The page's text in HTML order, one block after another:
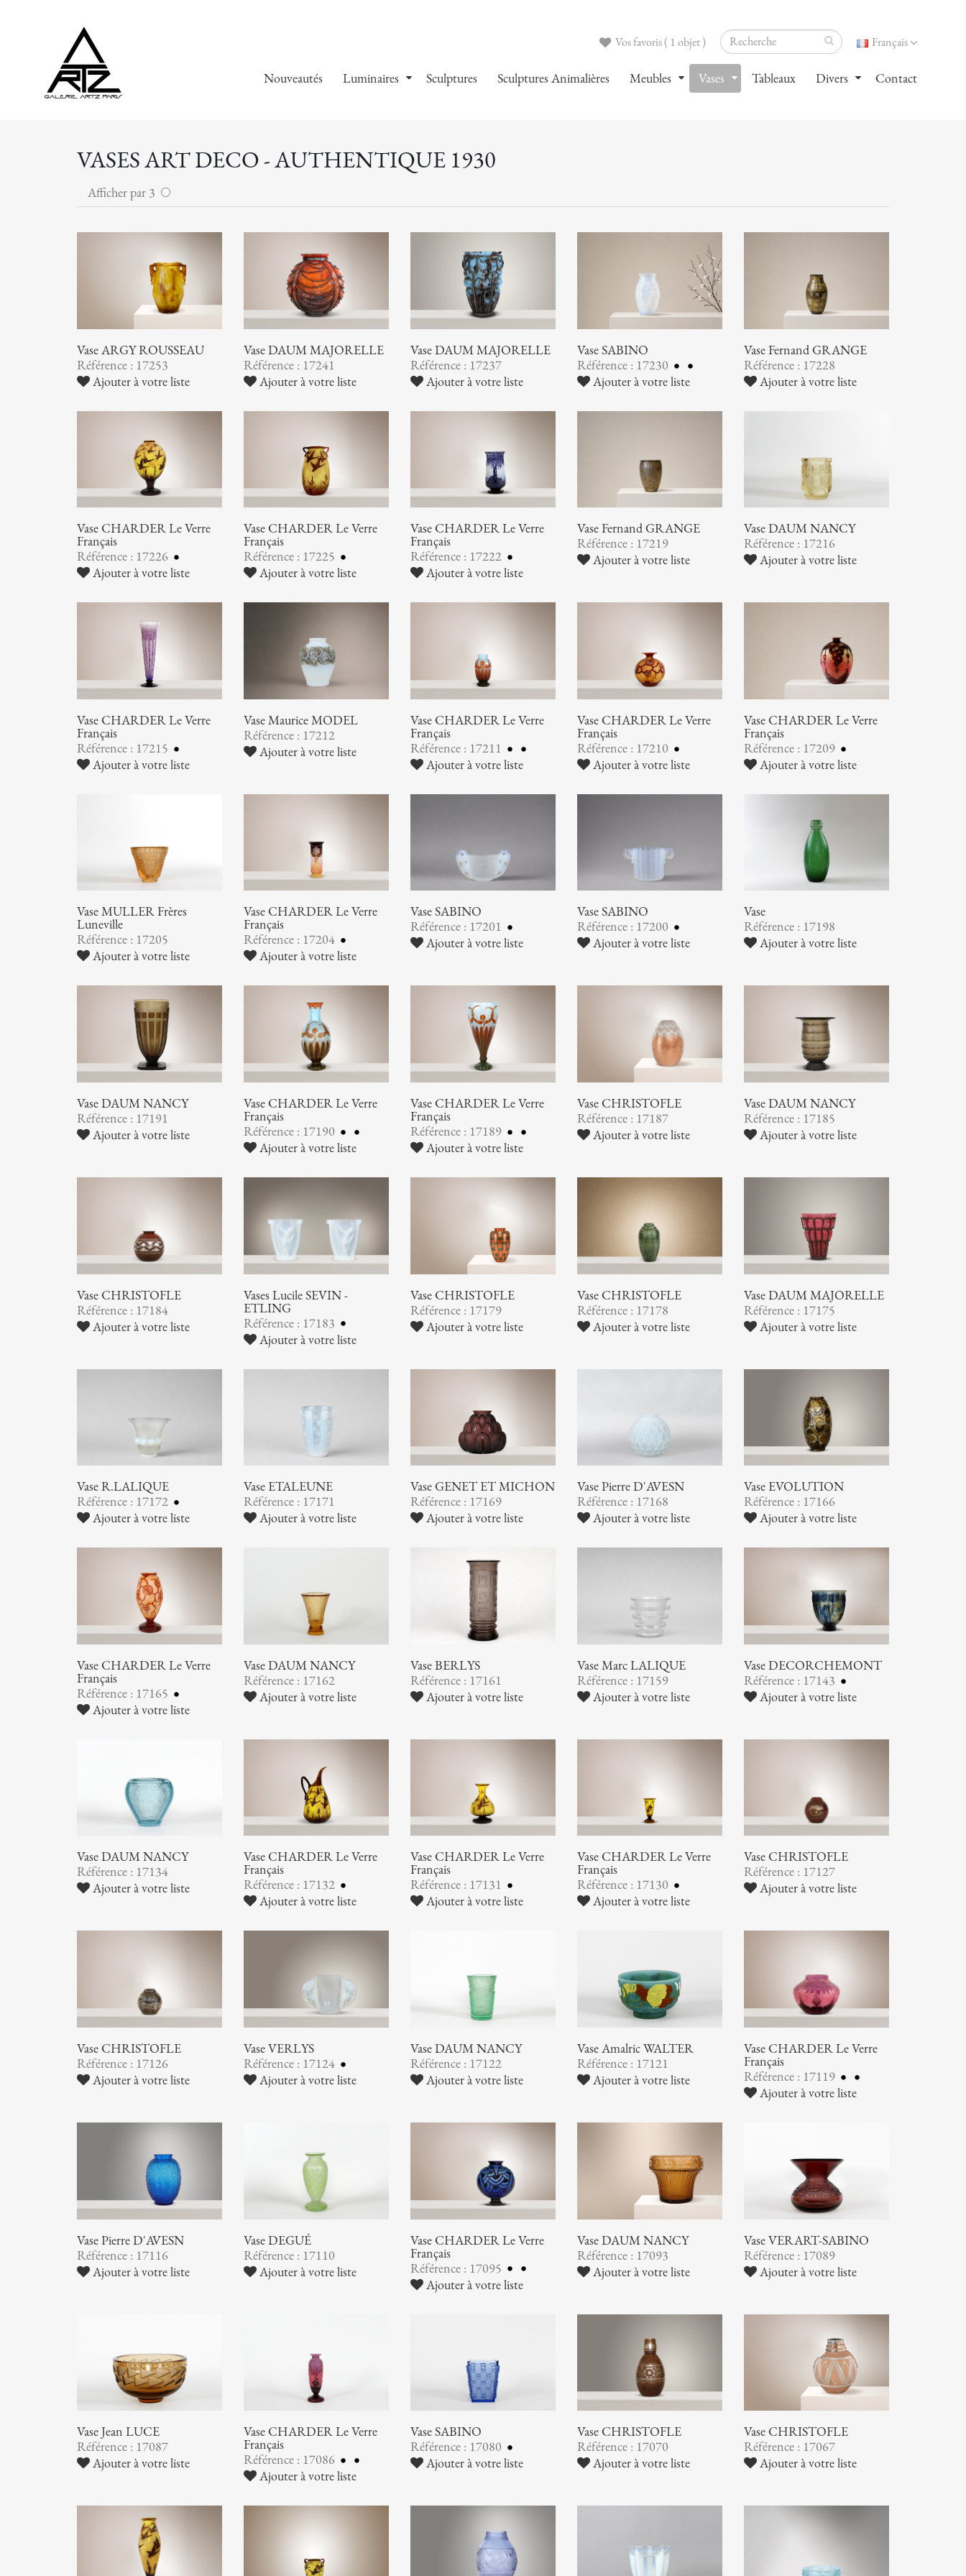
Français
Vos favoris ( 1 objet )
Nouveautés Luminaires Sculptures Sculptures Animalières Meubles Vases Tableaux Divers Contact
VASES ART DECO - AUTHENTIQUE 1930
Afficher par 3
Vase ARGY ROUSSEAU
Référence : 17253
Ajouter à votre liste
Vase DAUM MAJORELLE
Référence : 17241
Ajouter à votre liste
Vase DAUM MAJORELLE
Référence : 17237
Ajouter à votre liste
Vase SABINO
Référence : 17230
Ajouter à votre liste
Vase Fernand GRANGE
Référence : 17228
Ajouter à votre liste
Vase CHARDER Le Verre
Français
Référence : 17226
Ajouter à votre liste
Vase CHARDER Le Verre
Français
Référence : 17225
Ajouter à votre liste
Vase CHARDER Le Verre
Français
Référence : 17222
Ajouter à votre liste
Vase Fernand GRANGE
Référence : 17219
Ajouter à votre liste
Vase DAUM NANCY
Référence : 17216
Ajouter à votre liste
Vase CHARDER Le Verre
Français
Référence : 17215
Ajouter à votre liste
Vase Maurice MODEL
Référence : 17212
Ajouter à votre liste
Vase CHARDER Le Verre
Français
Référence : 17211
Ajouter à votre liste
Vase CHARDER Le Verre
Français
Référence : 17210
Ajouter à votre liste
Vase CHARDER Le Verre
Français
Référence : 17209
Ajouter à votre liste
Vase MULLER Frères
Luneville
Référence : 17205
Ajouter à votre liste
Vase CHARDER Le Verre
Français
Référence : 17204
Ajouter à votre liste
Vase SABINO
Référence : 17201
Ajouter à votre liste
Vase SABINO
Référence : 17200
Ajouter à votre liste
Vase
Référence : 17198
Ajouter à votre liste
Vase DAUM NANCY
Référence : 17191
Ajouter à votre liste
Vase CHARDER Le Verre
Français
Référence : 17190
Ajouter à votre liste
Vase CHARDER Le Verre
Français
Référence : 17189
Ajouter à votre liste
Vase CHRISTOFLE
Référence : 17187
Ajouter à votre liste
Vase DAUM NANCY
Référence : 17185
Ajouter à votre liste
Vase CHRISTOFLE
Référence : 17184
Ajouter à votre liste
Vases Lucile SEVIN -
ETLING
Référence : 17183
Ajouter à votre liste
Vase CHRISTOFLE
Référence : 17179
Ajouter à votre liste
Vase CHRISTOFLE
Référence : 17178
Ajouter à votre liste
Vase DAUM MAJORELLE
Référence : 17175
Ajouter à votre liste
Vase R.LALIQUE
Référence : 17172
Ajouter à votre liste
Vase ETALEUNE
Référence : 17171
Ajouter à votre liste
Vase GENET ET MICHON
Référence : 17169
Ajouter à votre liste
Vase Pierre D'AVESN
Référence : 17168
Ajouter à votre liste
Vase EVOLUTION
Référence : 17166
Ajouter à votre liste
Vase CHARDER Le Verre
Français
Référence : 17165
Ajouter à votre liste
Vase DAUM NANCY
Référence : 17162
Ajouter à votre liste
Vase BERLYS
Référence : 17161
Ajouter à votre liste
Vase Marc LALIQUE
Référence : 17159
Ajouter à votre liste
Vase DECORCHEMONT
Référence : 17143
Ajouter à votre liste
Vase DAUM NANCY
Référence : 17134
Ajouter à votre liste
Vase CHARDER Le Verre
Français
Référence : 17132
Ajouter à votre liste
Vase CHARDER Le Verre
Français
Référence : 17131
Ajouter à votre liste
Vase CHARDER Le Verre
Français
Référence : 17130
Ajouter à votre liste
Vase CHRISTOFLE
Référence : 17127
Ajouter à votre liste
Vase CHRISTOFLE
Référence : 17126
Ajouter à votre liste
Vase VERLYS
Référence : 17124
Ajouter à votre liste
Vase DAUM NANCY
Référence : 17122
Ajouter à votre liste
Vase Amalric WALTER
Référence : 17121
Ajouter à votre liste
Vase CHARDER Le Verre
Français
Référence : 17119
Ajouter à votre liste
Vase Pierre D'AVESN
Référence : 17116
Ajouter à votre liste
Vase DEGUÉ
Référence : 17110
Ajouter à votre liste
Vase CHARDER Le Verre
Français
Référence : 17095
Ajouter à votre liste
Vase DAUM NANCY
Référence : 17093
Ajouter à votre liste
Vase VERART-SABINO
Référence : 17089
Ajouter à votre liste
Vase Jean LUCE
Référence : 17087
Ajouter à votre liste
Vase CHARDER Le Verre
Français
Référence : 17086
Ajouter à votre liste
Vase SABINO
Référence : 17080
Ajouter à votre liste
Vase CHRISTOFLE
Référence : 17070
Ajouter à votre liste
Vase CHRISTOFLE
Référence : 17067
Ajouter à votre liste